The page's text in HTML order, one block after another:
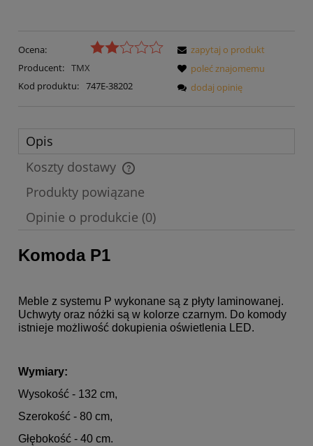
Ocena:
Producent: TMX
Kod produktu: 747E-38202
zapytaj o produkt
poleć znajomemu
dodaj opinię
Opis
Koszty dostawy
Cena nie zawiera ewentualnych kosztów płatności
Produkty powiązane
Opinie o produkcie (0)
Komoda P1
Meble z systemu P wykonane są z płyty laminowanej.
Uchwyty oraz nóżki są w kolorze czarnym. Do komody
istnieje możliwość dokupienia oświetlenia LED.
Wymiary:
Wysokość - 132 cm,
Szerokość - 80 cm,
Głębokość - 40 cm.